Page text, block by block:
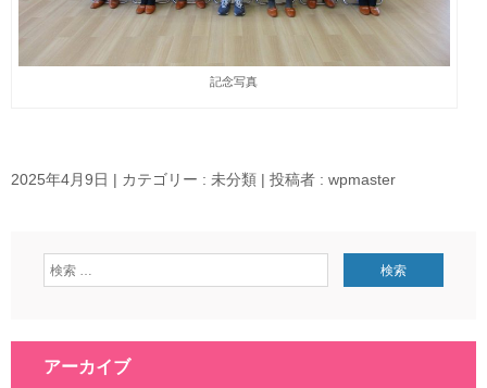
記念写真
2025年4月9日 | カテゴリー : 未分類 | 投稿者 : wpmaster
アーカイブ